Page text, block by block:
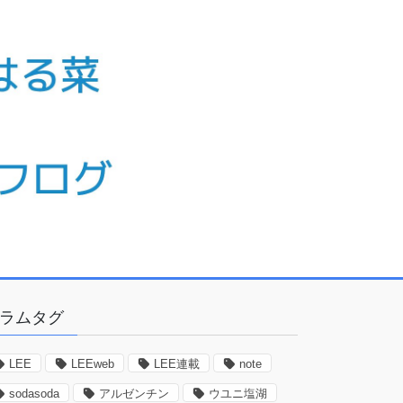
ムタグ
LEE LEEweb LEE連載 note
sodasoda アルゼンチン ウユニ塩湖